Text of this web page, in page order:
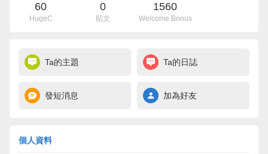
60
HugeC
0
貼文
1560
Welcome Bonus
Ta的主題 Ta的日誌
發短消息 加為好友
個人資料